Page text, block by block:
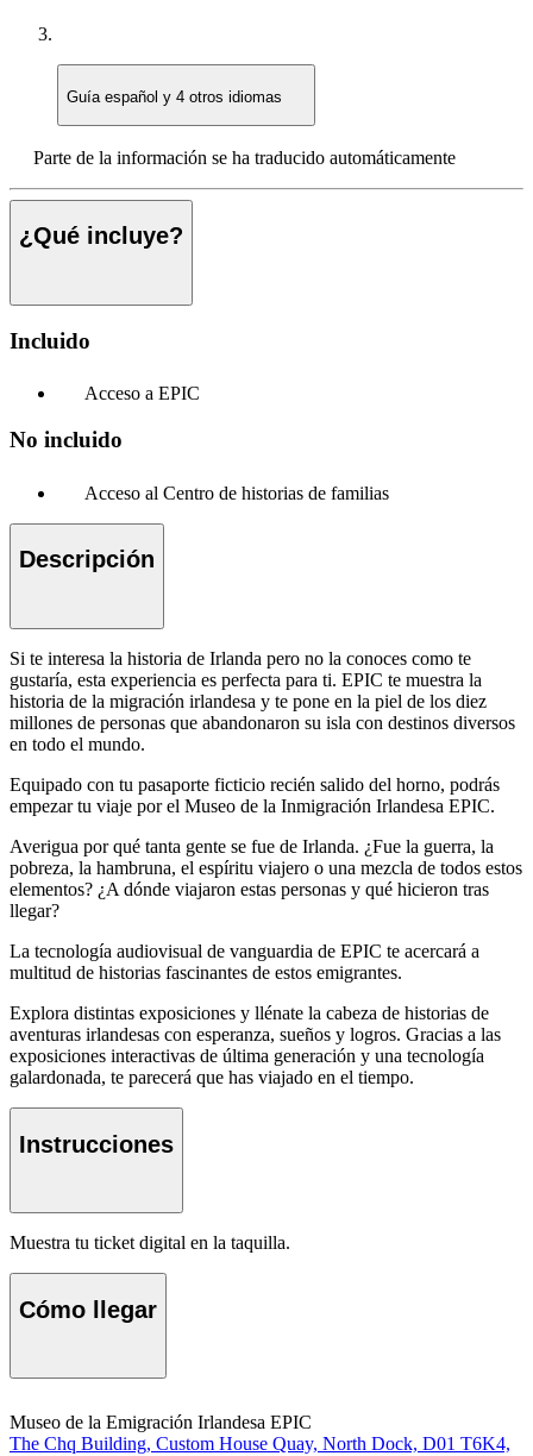
Guía español y 4 otros idiomas
Parte de la información se ha traducido automáticamente
¿Qué incluye?
Incluido
Acceso a EPIC
No incluido
Acceso al Centro de historias de familias
Descripción
Si te interesa la historia de Irlanda pero no la conoces como te
gustaría, esta experiencia es perfecta para ti. EPIC te muestra la
historia de la migración irlandesa y te pone en la piel de los diez
millones de personas que abandonaron su isla con destinos diversos
en todo el mundo.
Equipado con tu pasaporte ficticio recién salido del horno, podrás
empezar tu viaje por el Museo de la Inmigración Irlandesa EPIC.
Averigua por qué tanta gente se fue de Irlanda. ¿Fue la guerra, la
pobreza, la hambruna, el espíritu viajero o una mezcla de todos estos
elementos? ¿A dónde viajaron estas personas y qué hicieron tras
llegar?
La tecnología audiovisual de vanguardia de EPIC te acercará a
multitud de historias fascinantes de estos emigrantes.
Explora distintas exposiciones y llénate la cabeza de historias de
aventuras irlandesas con esperanza, sueños y logros. Gracias a las
exposiciones interactivas de última generación y una tecnología
galardonada, te parecerá que has viajado en el tiempo.
Instrucciones
Muestra tu ticket digital en la taquilla.
Cómo llegar
Museo de la Emigración Irlandesa EPIC
The Chq Building, Custom House Quay, North Dock, D01 T6K4,